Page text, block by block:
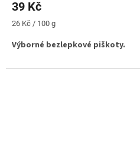
39 Kč
Měrná
26 Kč / 100 g
Výborné bezlepkové piškoty.